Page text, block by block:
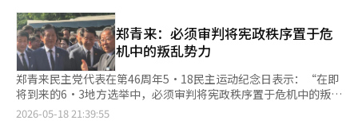
示：“在2028年大选中取得压倒性胜利，并在2030年重新夺回政
权是保守派重建的目标”，并补充道：“在正义和能力崩溃的情况
下，保守政治必须展现实力和能力。”国民力量、改革新党及韩东
勋的聚集，预示着以选举委员会改革为纽带的保守派联合将正式展
开。张东赫因健康问题住院，而主办讨论会的李成权和改革新党的
千夏兰与舞弊论保持距离，实际上将张东赫排除在外。※ 本报道
经人工智能（AI）系统翻译与编辑。
来代表的评价时，他表示：“他在许多重要角色中付出了努力”，
但也指出“选举结果未达到预期，这一点是事实，因此在反思中将
进行评价。” 金总理强调，未来党应当“回顾完美的党政一体化
和民生实用扩展的路线，理清方向”。 关于中央选举管理委员会
的改革，金总理表示需要外部监督机制，并提出“在现有宪法框架
下很难实现，或许需要进行一次单点修宪”的个人看法。 金总理
回顾过去一年时表示：“感觉像是在急救室工作”，称这一年是为
了国家的复兴而四处奔波。※ 本报道经人工智能（AI）系统翻译与
郑青来：必须审判将宪政秩序置于危
机中的叛乱势力
郑青来民主党代表在第46周年5·18民主运动纪念日表示：“在即
将到来的6·3地方选举中，必须审判将宪政秩序置于危机中的叛乱
势力，捍卫民主。” 郑代表在当天上午于光州举行的中央选举对
2026-05-18 21:39:55